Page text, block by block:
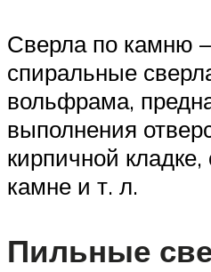
Сверла по камню
спиральные
вольфрама,
выполнения
кирпичной
камне и т. л.
Пильные